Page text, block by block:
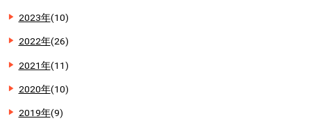
2023年(10)
2022年(26)
2021年(11)
2020年(10)
2019年(9)